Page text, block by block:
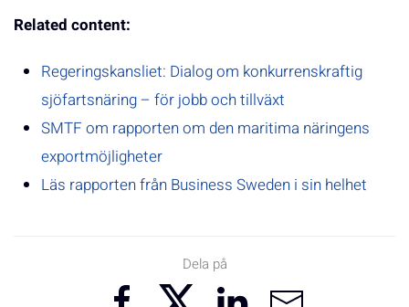
Related content:
Regeringskansliet: Dialog om konkurrenskraftig
sjöfartsnäring – för jobb och tillväxt
SMTF om rapporten om den maritima näringens
exportmöjligheter
Läs rapporten från Business Sweden i sin helhet
Dela på